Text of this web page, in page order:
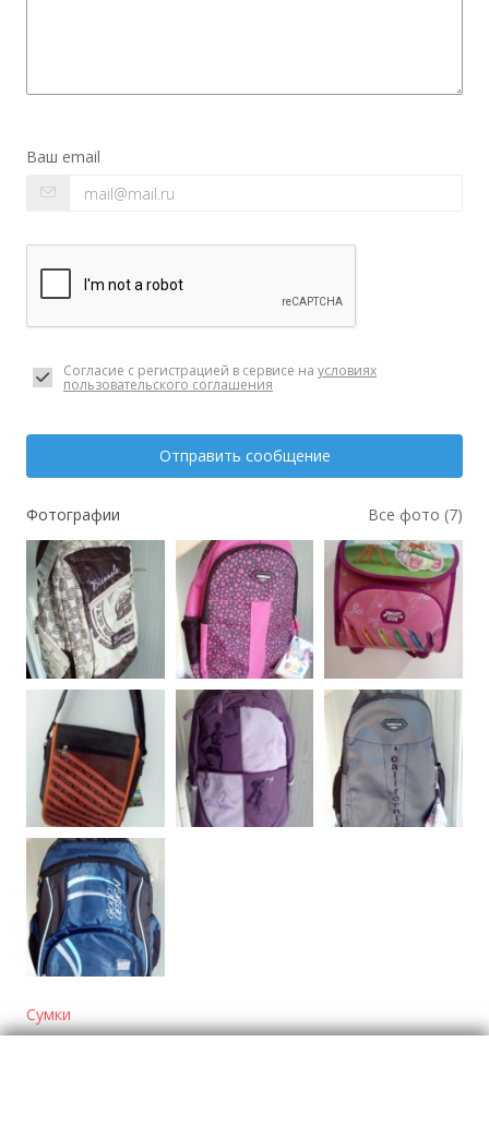
Ваш email
Согласие с регистрацией в сервисе на условиях
пользовательского соглашения
Отправить сообщение
Фотографии Все фото (7)
Сумки